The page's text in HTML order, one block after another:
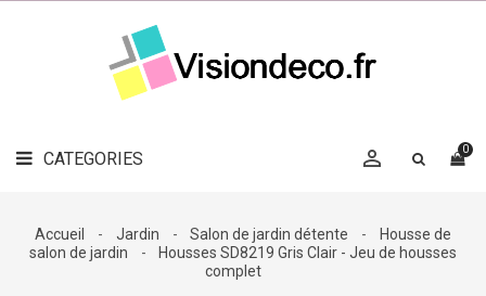
CATEGORIES 0

LE
MAG
DÉCO

DÉCO
OUTDOOR
Accueil Jardin Salon de jardin détente
Housse de
salon de jardin
Housses SD8219 Gris Clair - Jeu de housses
complet